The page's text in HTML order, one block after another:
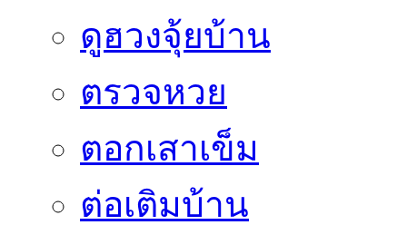
ดูฮวงจุ้ยบ้าน
ตรวจหวย
ตอกเสาเข็ม
ต่อเติมบ้าน